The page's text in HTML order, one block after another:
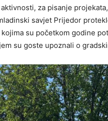
za pisanje
savjet Prijedor
su početkom godine
su goste upoznali o